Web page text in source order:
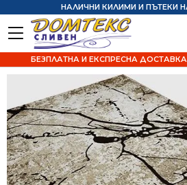
НАЛИЧНИ КИЛИМИ И ПЪТЕКИ
БЕЗПЛАТНА И ЕКСПРЕСНА ДОСТАВКА